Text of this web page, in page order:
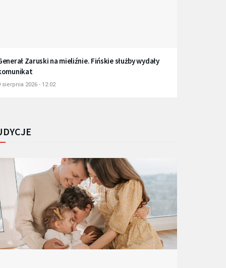
Zaruski na mieliźnie. Fińskie służby wydały
sierpnia 2026 - 12:02